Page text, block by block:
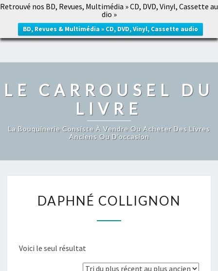
Retrouvé nos BD, Revues, Multimédia » CD, DVD, Vinyl, Cassette au
dio »
BD, Revues & Multimédia » CD, DVD, Vinyl, Cassette audio
LE CARROUSEL DU LIVRE
LE CARROUSEL DU
LIVRE
La Bouquinerie Consiste À Vendre Ou Acheter Des Livres
Anciens Ou D’occasion
COLLIGNON
DAPHNÉ COLLIGNON
Voici le seul résultat